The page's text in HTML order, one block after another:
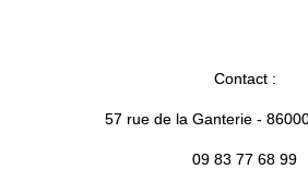
Contact :
57 rue de la Ganterie -
09 83 77 68 99